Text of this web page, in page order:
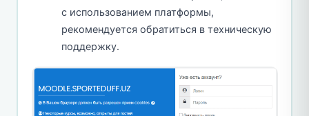
с использованием платформы,
рекомендуется обратиться в техническую
поддержку.